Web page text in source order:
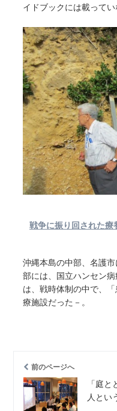
イドブックには載ってい
戦争に振り回された療
沖縄本島の中部、名護
部には、国立ハンセン
は、戦時体制の中で、
療施設だった－。
前のページへ
「庭
人とい